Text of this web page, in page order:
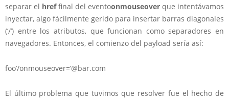
separar el hreffinal del eventoonmouseover que intentávamos
inyectar, algo fácilmente gerido para insertar barras diagonales
(‘/’) entre los atributos, que funcionan como separadores en
navegadores. Entonces, el comienzo del payload sería así:
foo’/onmouseover=’@bar.com
El último problema que tuvimos que resolver fue el hecho de